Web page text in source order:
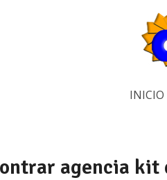
INICIO
agencia